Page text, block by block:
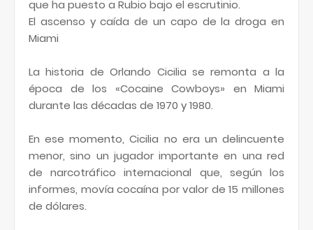
que ha puesto a Rubio bajo el escrutinio.
El ascenso y caída de un capo de la droga en
Miami
La historia de Orlando Cicilia se remonta a la
época de los «Cocaine Cowboys» en Miami
durante las décadas de 1970 y 1980.
En ese momento, Cicilia no era un delincuente
menor, sino un jugador importante en una red
de narcotráfico internacional que, según los
informes, movía cocaína por valor de 15 millones
de dólares.